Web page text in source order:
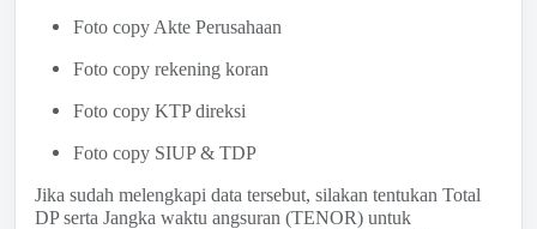
Foto copy Akte Perusahaan
Foto copy rekening koran
Foto copy KTP direksi
Foto copy SIUP & TDP
Jika sudah melengkapi data tersebut, silakan tentukan Total
DP serta Jangka waktu angsuran (TENOR) untuk